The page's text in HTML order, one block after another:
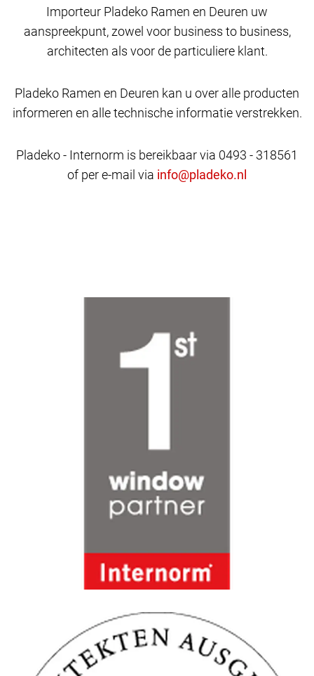
Importeur Pladeko Ramen en Deuren uw
aanspreekpunt, zowel voor business to business,
architecten als voor de particuliere klant.
Pladeko Ramen en Deuren kan u over alle producten
informeren en alle technische informatie verstrekken.
Pladeko - Internorm is bereikbaar via 0493 - 318561
of per e-mail via